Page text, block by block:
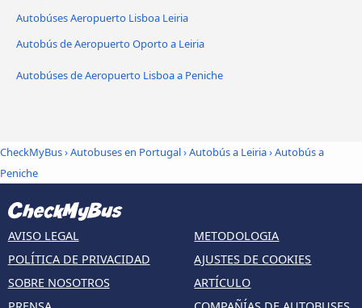
Autobúses Aeropuerto Lisboa Leiria
Autobús de Aeropuerto Oporto a Leiria
Autobúses de Aeropuerto Lisboa a Peniche
CheckMyBus›Autobuses en Portugal›Autobús a Leiria›Autobús a
Peniche
AVISO LEGAL
POLÍTICA DE PRIVACIDAD
SOBRE NOSOTROS
METODOLOGIA
AJUSTES DE COOKIES
ARTÍCULO